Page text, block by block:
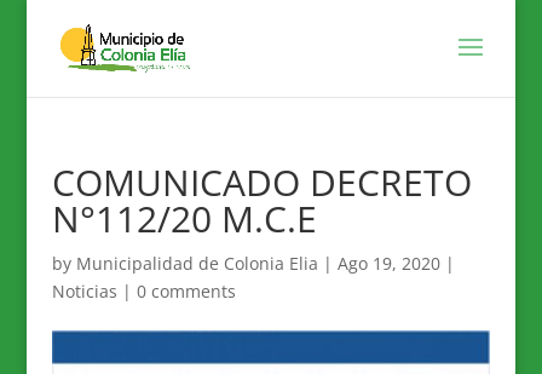
COMUNICADO DECRETO
N°112/20 M.C.E
by Municipalidad de Colonia Elia | Ago 19, 2020|
Noticias | 0 comments